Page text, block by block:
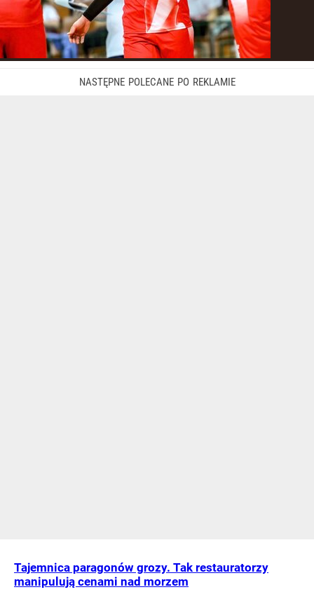
Tajemnica paragonów grozy. Tak restauratorzy
manipulują cenami nad morzem